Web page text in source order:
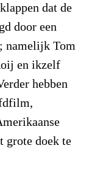
dat de
door een
namelijk Tom
en ikzelf
hebben
grote doek te